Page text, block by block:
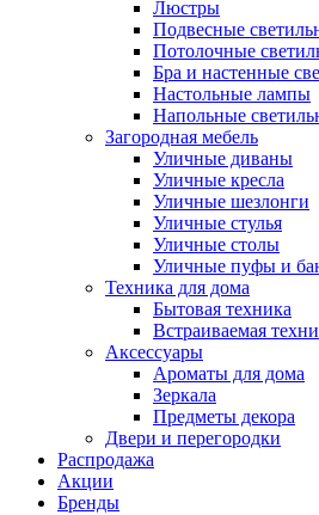
Люстры
Подвесные
Потолочные
Бра и настенные
Настольные лампы
Напольные
Загородная мебель
Уличные диваны
Уличные кресла
Уличные шезлонги
Уличные стулья
Уличные столы
Уличные пуфы и
Техника для дома
Бытовая техника
Встраиваемая
Аксессуары
Ароматы для дома
Зеркала
Предметы декора
Двери и перегородки
Распродажа
Акции
Бренды